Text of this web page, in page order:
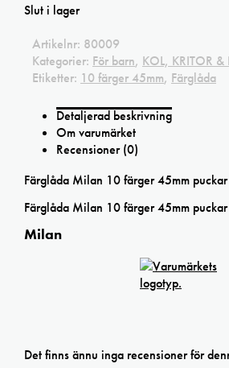
Slut i lager
Artikelnr: 80009
Kategorier: För barn, KOL, KRITOR &
Etiketter: 10 färger 45mm, Färglåda
Detaljerad beskrivning
Om varumärket
Recensioner (0)
Färglåda Milan 10 färger 45mm puckar
Färglåda Milan 10 färger 45mm puckar
Milan
Det finns ännu inga recensioner för